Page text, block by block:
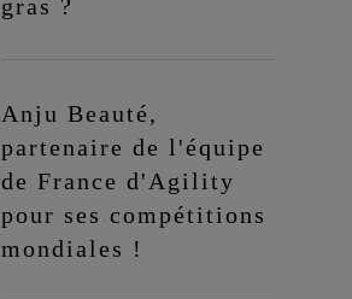
gras ?
Anju Beauté,
partenaire de l'équipe
de France d'Agility
pour ses compétitions
mondiales !